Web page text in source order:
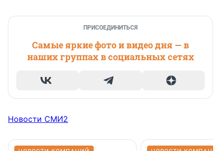
ПРИСОЕДИНИТЬСЯ
Самые яркие фото и видео дня — в
наших группах в социальных сетях
Новости СМИ2